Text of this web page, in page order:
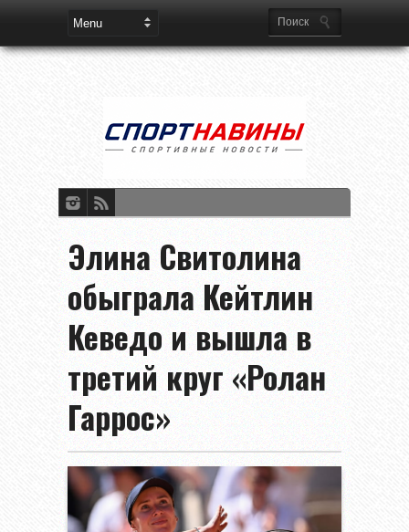
Элина Свитолина
обыграла Кейтлин
Кеведо и вышла в
третий круг «Ролан
Гаррос»